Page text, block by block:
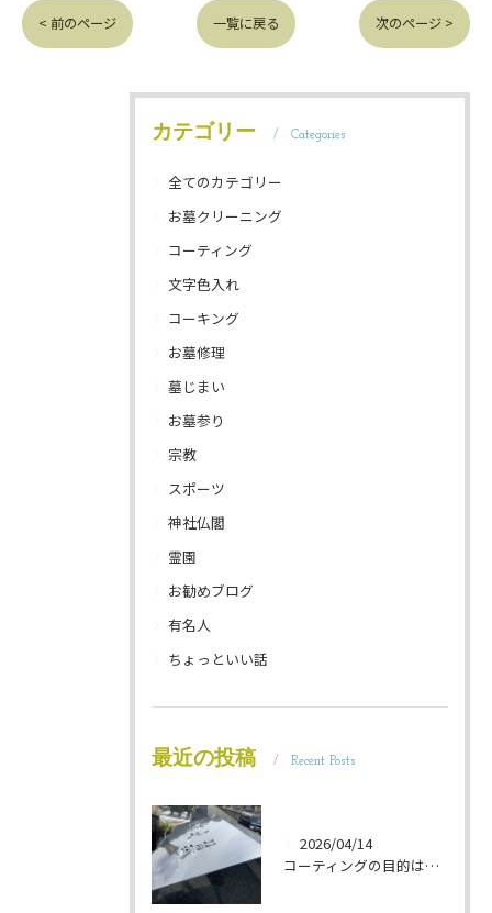
< 前のページ 一覧に戻る 次のページ >
カテゴリー Categories
全てのカテゴリー
お墓クリーニング
コーティング
文字色入れ
コーキング
お墓修理
墓じまい
お墓参り
宗教
スポーツ
神社仏閣
霊園
お勧めブログ
有名人
ちょっといい話
最近の投稿 Recent Posts
2026/04/14
コーティングの目的は 墓石を保護することです 岐阜のお墓掃除屋「磨き専隊」です